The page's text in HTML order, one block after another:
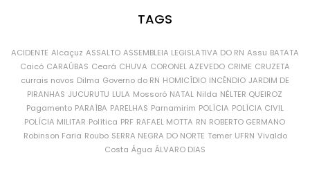
TAGS
ACIDENTE Alcaçuz ASSALTO ASSEMBLEIA LEGISLATIVA DO RN Assu BATATA
Caicó CARAÚBAS Ceará CHUVA CORONEL AZEVEDO CRIME CRUZETA
currais novos Dilma Governo do RN HOMICÍDIO INCÊNDIO JARDIM DE
PIRANHAS JUCURUTU LULA Mossoró NATAL Nilda NÉLTER QUEIROZ
Pagamento PARAÍBA PARELHAS Parnamirim POLÍCIA POLÍCIA CIVIL
POLÍCIA MILITAR Política PRF RAFAEL MOTTA RN ROBERTO GERMANO
Robinson Faria Roubo SERRA NEGRA DO NORTE Temer UFRN Vivaldo
Costa Água ÁLVARO DIAS